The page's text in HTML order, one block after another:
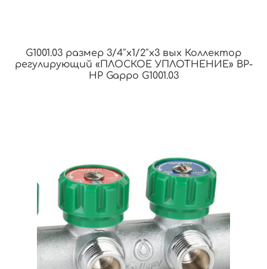
G1001.03 размер 3/4″x1/2″x3 вых Коллектор
регулирующий «ПЛОСКОЕ УПЛОТНЕНИЕ» ВР-
НР Gappo G1001.03